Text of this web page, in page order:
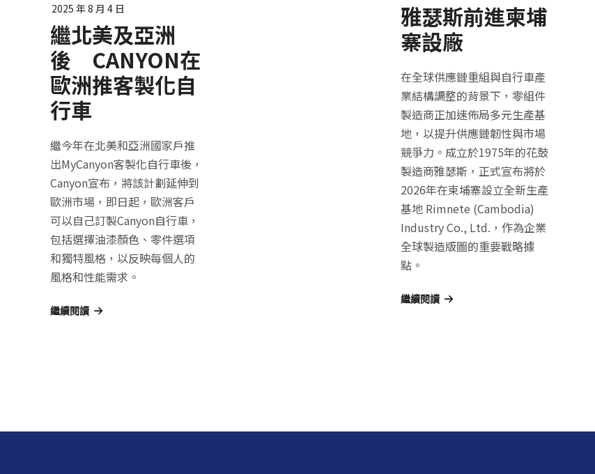
2025 年 8 月 4 日
繼北美及亞洲
後 CANYON在
歐洲推客製化自
行車
繼今年在北美和亞洲國家戶推
出MyCanyon客製化自行車後，
Canyon宣布，將該計劃延伸到
歐洲市場，即日起，歐洲客戶
可以自己訂製Canyon自行車，
包括選擇油漆顏色、零件選項
和獨特風格，以反映每個人的
風格和性能需求。
繼續閱讀
雅瑟斯前進柬埔
寨設廠
在全球供應鏈重組與自行車產
業結構調整的背景下，零組件
製造商正加速佈局多元生產基
地，以提升供應鏈韌性與市場
競爭力。成立於1975年的花鼓
製造商雅瑟斯，正式宣布將於
2026年在柬埔寨設立全新生產
基地 Rimnete (Cambodia)
Industry Co., Ltd.，作為企業
全球製造版圖的重要戰略據
點。
繼續閱讀